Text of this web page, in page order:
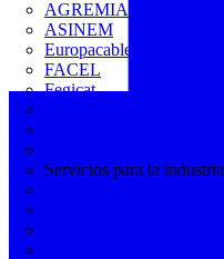
AGREMIA
ASINEM
Europacable
FACEL
Fegicat
Servicios para la industria